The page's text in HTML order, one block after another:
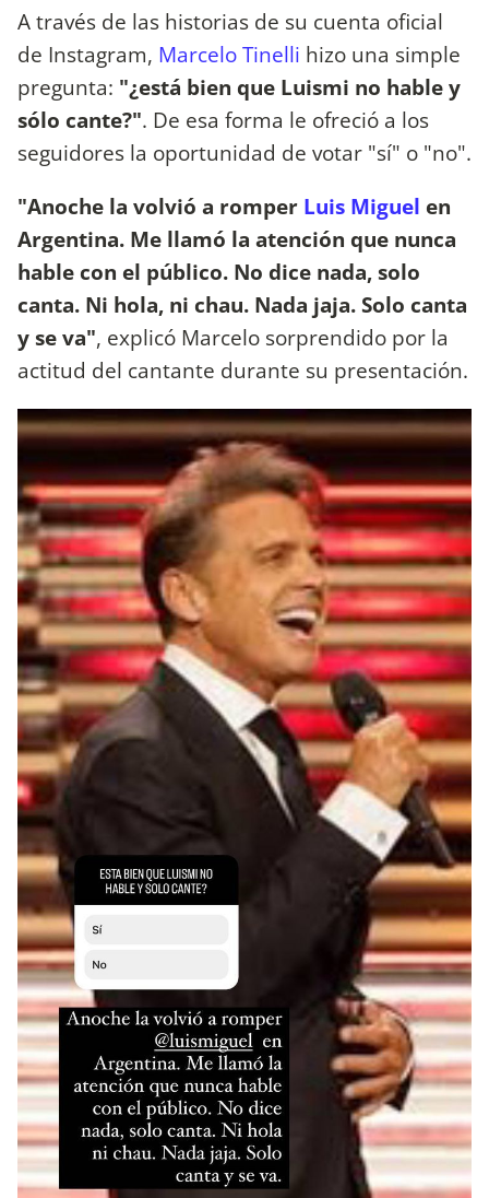
A través de las historias de su cuenta oficial
de Instagram, Marcelo Tinelli hizo una simple
pregunta: "¿está bien que Luismi no hable y
sólo cante?". De esa forma le ofreció a los
seguidores la oportunidad de votar "sí" o "no".
"Anoche la volvió a romper Luis Miguel en
Argentina. Me llamó la atención que nunca
hable con el público. No dice nada, solo
canta. Ni hola, ni chau. Nada jaja. Solo canta
y se va", explicó Marcelo sorprendido por la
actitud del cantante durante su presentación.